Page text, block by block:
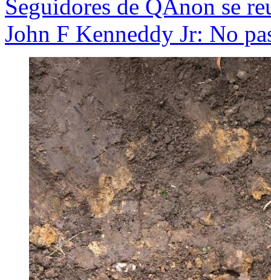
Seguidores de QAnon se
John F Kenneddy Jr: No